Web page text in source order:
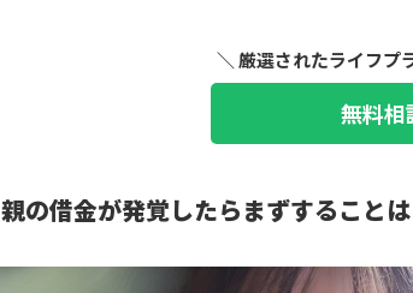
＼ 厳選されたライフプ
無料相
親の借金が発覚したらまずすることは